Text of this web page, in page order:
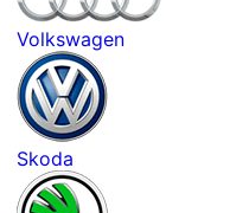
Volkswagen
Skoda